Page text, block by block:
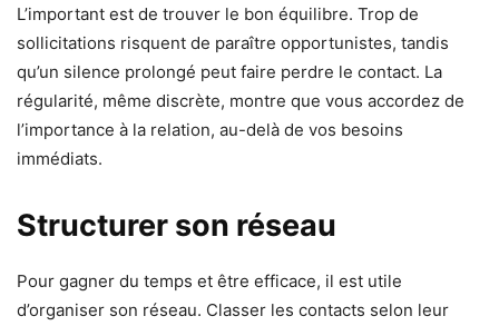
L’important est de trouver le bon équilibre. Trop de
sollicitations risquent de paraître opportunistes, tandis
qu’un silence prolongé peut faire perdre le contact. La
régularité, même discrète, montre que vous accordez de
l’importance à la relation, au-delà de vos besoins
immédiats.
Structurer son réseau
Pour gagner du temps et être efficace, il est utile
d’organiser son réseau. Classer les contacts selon leur